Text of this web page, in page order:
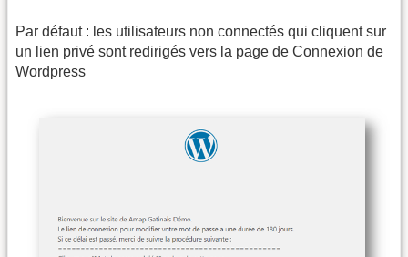
Par défaut : les utilisateurs non connectés qui cliquent sur
un lien privé sont redirigés vers la page de Connexion de
Wordpress